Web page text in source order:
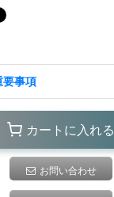
要事項
カートに入れる
お問い合わせ